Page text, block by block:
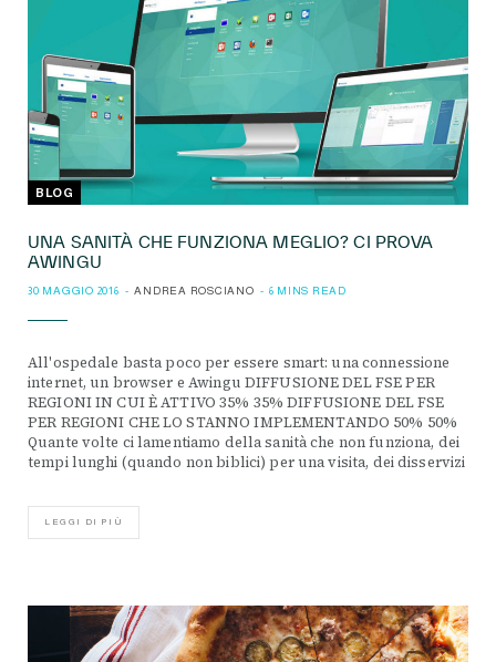
BLOG
UNA SANITÀ CHE FUNZIONA MEGLIO? CI PROVA
AWINGU
30 MAGGIO 2016 ANDREA ROSCIANO 6 MINS READ
All'ospedale basta poco per essere smart: una connessione
internet, un browser e Awingu DIFFUSIONE DEL FSE PER
REGIONI IN CUI È ATTIVO 35% 35% DIFFUSIONE DEL FSE
PER REGIONI CHE LO STANNO IMPLEMENTANDO 50% 50%
Quante volte ci lamentiamo della sanità che non funziona, dei
tempi lunghi (quando non biblici) per una visita, dei disservizi
LEGGI DI PIÙ